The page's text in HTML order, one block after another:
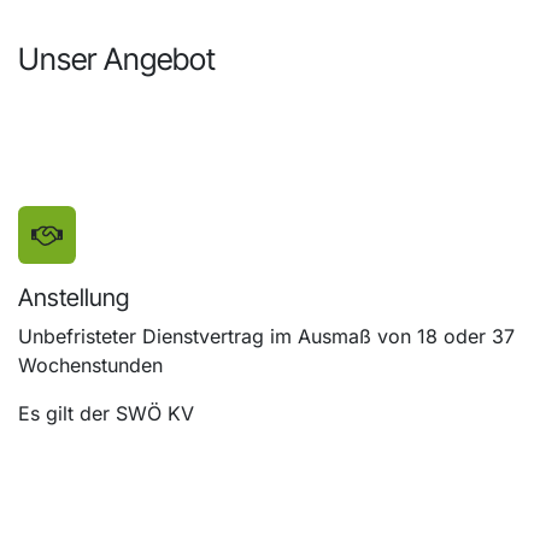
Unser Angebot
Anstellung
Unbefristeter Dienstvertrag im Ausmaß von 18 oder 37
Wochenstunden
Es gilt der SWÖ KV